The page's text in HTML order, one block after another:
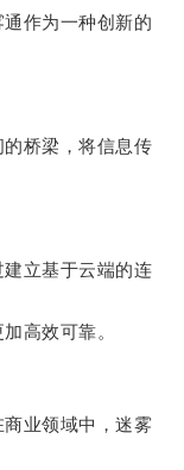
作为一种创新的
桥梁，将信息传
立基于云端的连
高效可靠。
业领域中，迷雾